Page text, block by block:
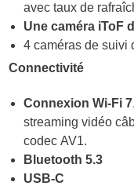
avec taux de
Une caméra iToF
4 caméras de suivi
Connectivité
Connexion Wi-Fi 7
streaming vidéo
codec AV1.
Bluetooth 5.3
USB-C